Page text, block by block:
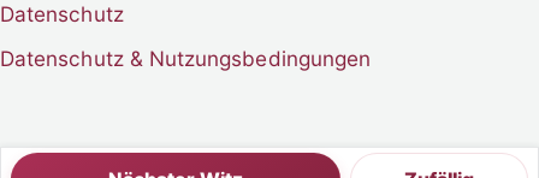
Datenschutz
Datenschutz & Nutzungsbedingungen